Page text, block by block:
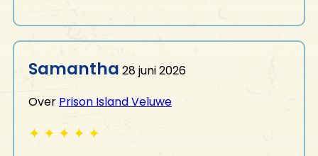
Samantha 28 juni 2026
Over Prison Island Veluwe
✦ ✦ ✦ ✦ ✦